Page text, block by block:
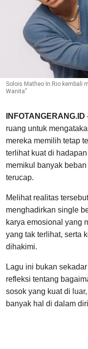
Solois Matheo In Rio kembali
Wanita”
INFOTANGERANG.ID
ruang untuk
mereka memilih tetap
terlihat kuat di
memikul banyak
terucap.
Melihat realitas
menghadirkan single
karya emosional yang
yang tak terlihat, serta
dihakimi.
Lagu ini bukan
refleksi tentang
sosok yang kuat di
banyak hal di dalam